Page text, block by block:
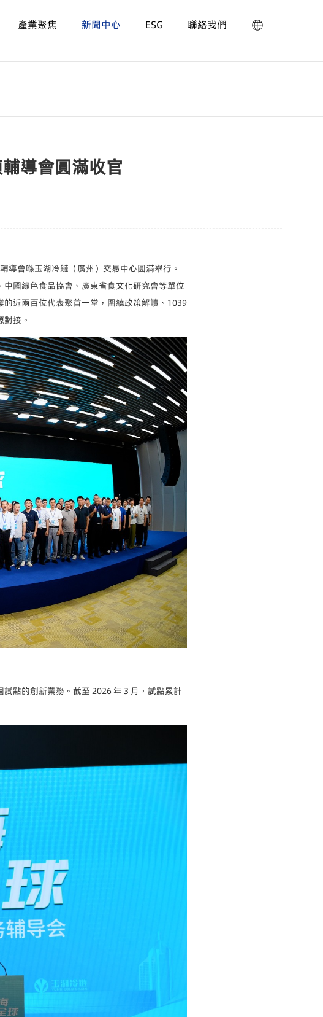
產業聚焦 新聞中心 ESG 聯絡我們
導會圓滿收官
導會喺玉湖冷鏈（廣州）交易中心圓滿舉行。
國綠色食品協會、廣東省食文化研究會等單位
近兩百位代表聚首一堂，圍繞政策解讀、1039
接。
點的創新業務。截至 2026 年 3 月，試點累計